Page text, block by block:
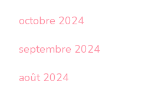
octobre 2024
septembre 2024
août 2024